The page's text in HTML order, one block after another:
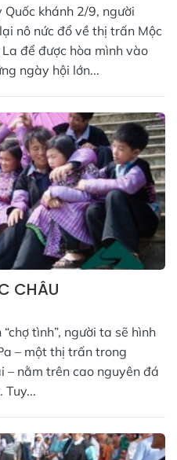
khánh 2/9, người
nô nức đổ về thị trấn Mộc
để được hòa mình vào
ngày hội lớn...
CHÂU
tình”, người ta sẽ hình
– một thị trấn trong
– nằm trên cao nguyên đá
Tuy...